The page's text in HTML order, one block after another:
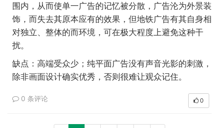
围内，从而使单一广告的记忆被分散，广告沦为外景装
饰，而失去其原本应有的效果，但地铁广告有其自身相
对独立、整体的而环境，可在极大程度上避免这种干
扰。
缺点：高端受众少；纯平面广告没有声音光影的刺激，
除非画面设计确实优秀，否则很难让观众记住。
0 条评论 0